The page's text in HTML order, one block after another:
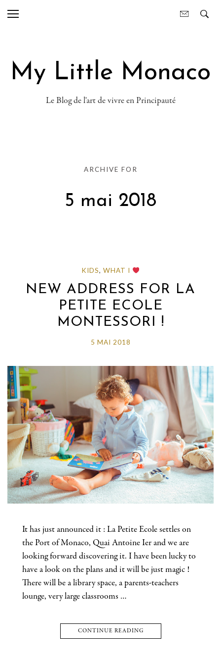
My Little Monaco
Le Blog de l'art de vivre en Principauté
ARCHIVE FOR
5 mai 2018
KIDS, WHAT I
NEW ADDRESS FOR LA
PETITE ECOLE
MONTESSORI !
5 MAI 2018
It has just announced it : La Petite Ecole settles on
the Port of Monaco, Quai Antoine Ier and we are
looking forward discovering it. I have been lucky to
have a look on the plans and it will be just magic !
There will be a library space, a parents-teachers
lounge, very large classrooms …
CONTINUE READING